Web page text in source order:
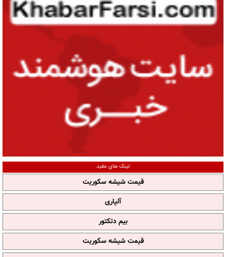
لینک های مفید
قیمت شیشه سکوریت
آلپاری
بیم دتکتور
قیمت شیشه سکوریت